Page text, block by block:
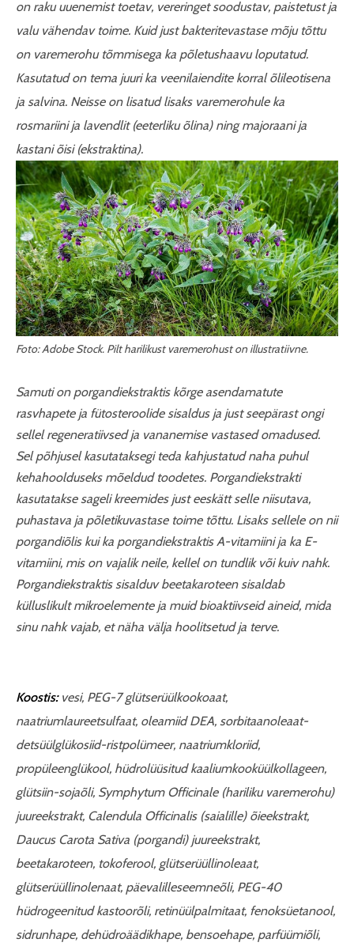
on raku uuenemist toetav, vereringet soodustav, paistetust ja
valu vähendav toime. Kuid just bakteritevastase mõju tõttu
on varemerohu tõmmisega ka põletushaavu loputatud.
Kasutatud on tema juuri ka veenilaiendite korral õlileotisena
ja salvina. Neisse on lisatud lisaks varemerohule ka
rosmariini ja lavendlit (eeterliku õlina) ning majoraani ja
kastani õisi (ekstraktina).
Foto: Adobe Stock. Pilt harilikust varemerohust on illustratiivne.
Samuti on porgandiekstraktis kõrge asendamatute
rasvhapete ja fütosteroolide sisaldus ja just seepärast ongi
sellel regeneratiivsed ja vananemise vastased omadused.
Sel põhjusel kasutataksegi teda kahjustatud naha puhul
kehahoolduseks mõeldud toodetes. Porgandiekstrakti
kasutatakse sageli kreemides just eeskätt selle niisutava,
puhastava ja põletikuvastase toime tõttu. Lisaks sellele on nii
porgandiõlis kui ka porgandiekstraktis A-vitamiini ja ka E-
vitamiini, mis on vajalik neile, kellel on tundlik või kuiv nahk.
Porgandiekstraktis sisalduv beetakaroteen sisaldab
külluslikult mikroelemente ja muid bioaktiivseid aineid, mida
sinu nahk vajab, et näha välja hoolitsetud ja terve.
Koostis: vesi, PEG-7 glütserüülkookoaat,
naatriumlaureetsulfaat, oleamiid DEA, sorbitaanoleaat-
detsüülglükosiid-ristpolümeer, naatriumkloriid,
propüleenglükool, hüdrolüüsitudkaaliumkooküülkollageen,
glütsiin-sojaõli, Symphytum Officinale (hariliku varemerohu)
juureekstrakt, Calendula Officinalis (saialille) õieekstrakt,
Daucus Carota Sativa (porgandi) juureekstrakt,
beetakaroteen, tokoferool, glütserüüllinoleaat,
glütserüüllinolenaat, päevalilleseemneõli, PEG-40
hüdrogeenitud kastoorõli, retinüülpalmitaat, fenoksüetanool,
sidrunhape, dehüdroäädikhape, bensoehape, parfüümiõli,